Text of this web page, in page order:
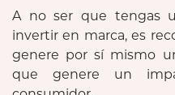
A no ser que tengas
invertir en marca, es
genere por sí mismo
que genere un